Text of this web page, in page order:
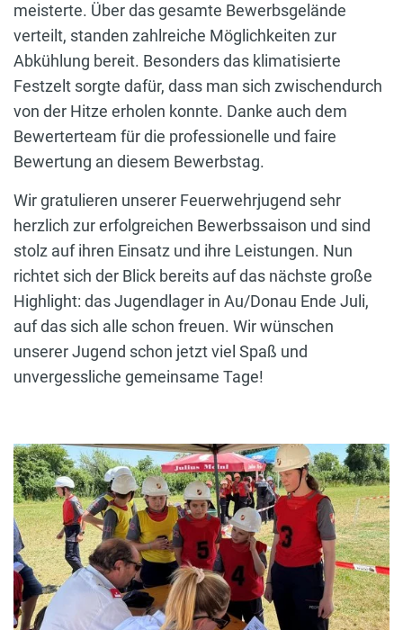
meisterte. Über das gesamte Bewerbsgelände
verteilt, standen zahlreiche Möglichkeiten zur
Abkühlung bereit. Besonders das klimatisierte
Festzelt sorgte dafür, dass man sich zwischendurch
von der Hitze erholen konnte. Danke auch dem
Bewerterteam für die professionelle und faire
Bewertung an diesem Bewerbstag.
Wir gratulieren unserer Feuerwehrjugend sehr
herzlich zur erfolgreichen Bewerbssaison und sind
stolz auf ihren Einsatz und ihre Leistungen. Nun
richtet sich der Blick bereits auf das nächste große
Highlight: das Jugendlager in Au/Donau Ende Juli,
auf das sich alle schon freuen. Wir wünschen
unserer Jugend schon jetzt viel Spaß und
unvergessliche gemeinsame Tage!